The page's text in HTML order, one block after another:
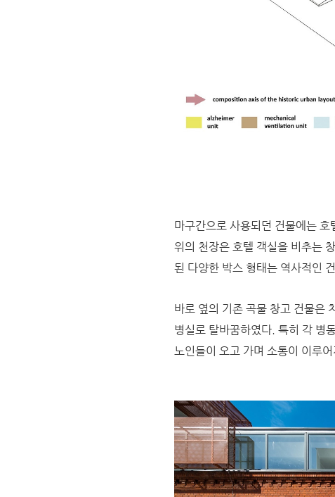
마구간으로 사용되던 건물에는
위의 천장은 호텔 객실을 비추는
된 다양한 박스 형태는 역사적인
바로 옆의 기존 곡물 창고 건물은
병실로 탈바꿈하였다. 특히 각 병
노인들이 오고 가며 소통이 이루